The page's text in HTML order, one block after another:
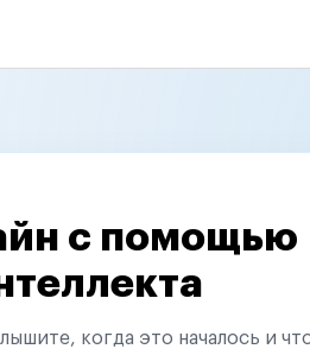
с помощью
когда это началось и